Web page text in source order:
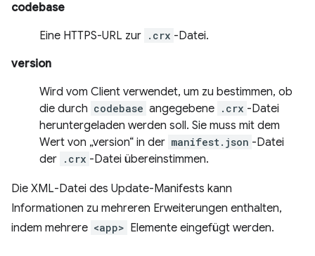
codebase
Eine HTTPS-URL zur .crx -Datei.
version
Wird vom Client verwendet, um zu bestimmen, ob
die durch codebase angegebene .crx -Datei
heruntergeladen werden soll. Sie muss mit dem
Wert von „version“ in der manifest.json -Datei
der .crx -Datei übereinstimmen.
Die XML-Datei des Update-Manifests kann
Informationen zu mehreren Erweiterungen enthalten,
indem mehrere <app> Elemente eingefügt werden.